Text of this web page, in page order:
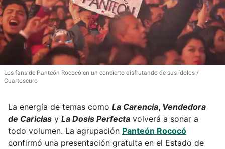
Los fans de Panteón Rococó en un concierto disfrutando de sus ídolos
Cuartoscuro
La energía de temas como La Carencia, Vendedora
de Caricias y La Dosis Perfecta volverá a sonar a
todo volumen. La agrupación Panteón Rococó
confirmó una presentación gratuita en el Estado de